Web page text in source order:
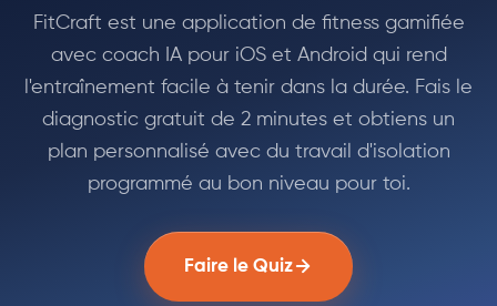
FitCraft est une application de fitness gamifiée
avec coach IA pour iOS et Android qui rend
l'entraînement facile à tenir dans la durée. Fais le
diagnostic gratuit de 2 minutes et obtiens un
plan personnalisé avec du travail d'isolation
programmé au bon niveau pour toi.
Faire le Quiz